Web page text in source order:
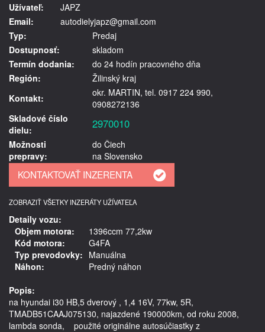
Užívateľ:
JAPZ
Email:
autodielyjapz@gmail.com
Typ:
Predaj
Dostupnosť:
skladom
Termín dodania:
do 24 hodín pracovného dňa
Región:
Žilinský kraj
Kontakt:
okr. MARTIN, tel. 0917 224 990,
0908272136
Skladové číslo
dielu:
2970010
Možnosti
prepravy:
do Čiech
na Slovensko
ZOBRAZIŤ VŠETKY INZERÁTY UŽÍVATEĽA
Detaily vozu:
Objem motora:
1396ccm 77,2kw
Kód motora:
G4FA
Typ prevodovky: Manuálna
Náhon:
Predný náhon
Popis:
na hyundai i30 HB,5 dverový , 1,4 16V, 77kw, 5R,
TMADB51CAAJ075130, najazdené 190000km, od roku 2008,
lambda sonda,    použité originálne autosúčiastky z